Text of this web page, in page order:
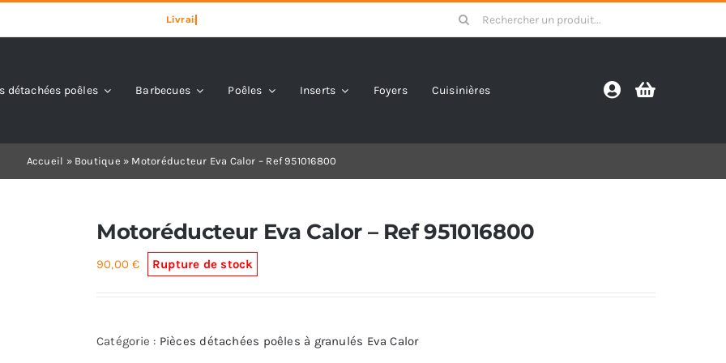
Search
for:
détachées poêles Barbecues Poêles Inserts Foyers Cuisinières
Accueil » Boutique » Motoréducteur Eva Calor – Ref 951016800
Motoréducteur Eva Calor – Ref 951016800
90,00€ Rupture de stock
Catégorie : Pièces détachées poêles à granulés Eva Calor